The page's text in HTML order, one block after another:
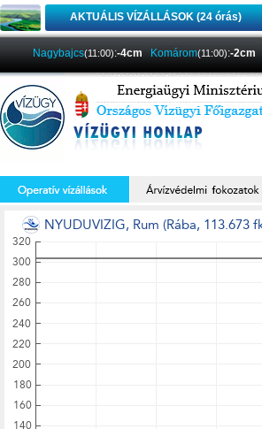
AKTUÁLIS VÍZÁLLÁSOK (24 órás)
Nagybajcs(11:00):-4cm Komárom(11:00):-2cm